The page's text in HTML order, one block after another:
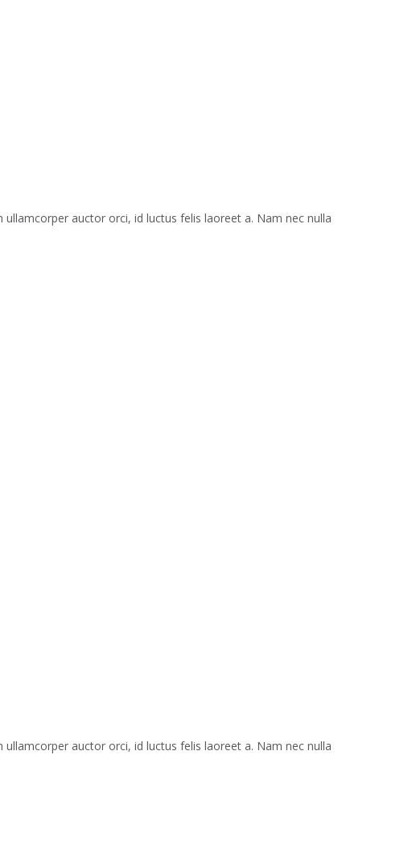
auctor orci, id luctus felis laoreet a. Nam nec nulla
auctor orci, id luctus felis laoreet a. Nam nec nulla